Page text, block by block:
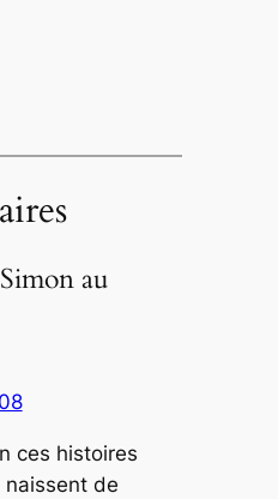
au
ces histoires
de